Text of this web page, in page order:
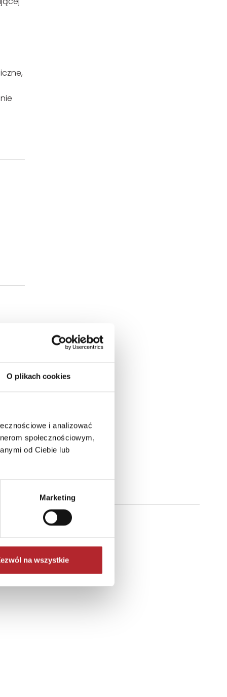
O plikach cookies
i analizować
społecznościowym,
od Ciebie lub
Marketing
na wszystkie